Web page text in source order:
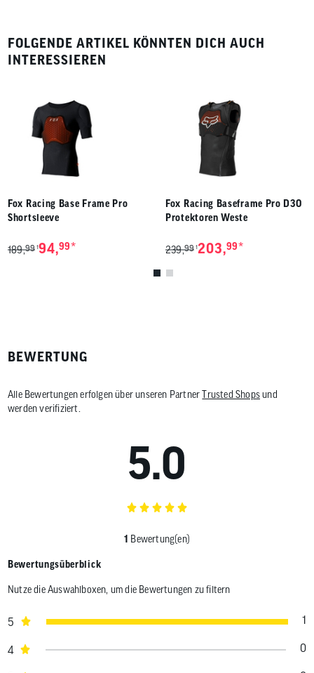
FOLGENDE ARTIKEL KÖNNTEN DICH AUCH
INTERESSIEREN
Fox Racing Base Frame Pro
Shortsleeve
189,99 194,99*
Fox Racing Baseframe Pro D3O
Protektoren Weste
239,99 1203,99*
BEWERTUNG
Alle Bewertungen erfolgen über unseren PartnerTrusted Shopsund
werden verifiziert.
5.0
1 Bewertung(en)
Bewertungsüberblick
Nutze die Auswahlboxen, um die Bewertungen zu filtern
5 1
4 0